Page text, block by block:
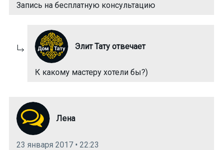
Запись на бесплатную консультацию
Элит Тату отвечает
К какому мастеру хотели бы?)
Лена
23 января 2017 • 22:23